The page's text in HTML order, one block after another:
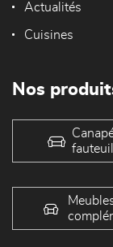
Actualités
Cuisines
Nos